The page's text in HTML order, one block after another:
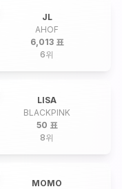
JL
AHOF
6,013 표
6위
LISA
BLACKPINK
50 표
8위
MOMO